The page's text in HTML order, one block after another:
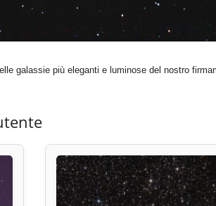
galassie più eleganti e luminose del nostro